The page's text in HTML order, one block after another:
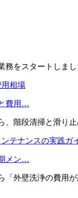
務をスタートしま
費用…
、階段清掃と滑り
メン…
「外壁洗浄の費用